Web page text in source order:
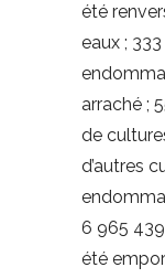
été
eaux ;
arraché ;
de
d’autres
6 965
été